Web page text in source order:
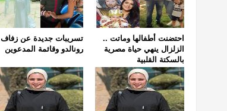
تسريبات جديدة عن زفاف
رونالدو وقائمة المدعوين
احتضنت أطفالها وماتت ..
الزلزال ينهي حياة مصرية
بالسكتة القلبية